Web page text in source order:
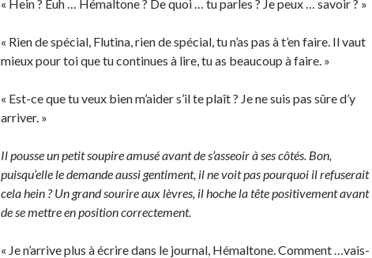
« Hein ? Euh … Hémaltone ? De quoi … tu parles ? Je peux … savoir ? »
« Rien de spécial, Flutina, rien de spécial, tu n’as pas à t’en faire. Il vaut
mieux pour toi que tu continues à lire, tu as beaucoup à faire. »
« Est-ce que tu veux bien m’aider s’il te plaît ? Je ne suis pas sûre d’y
arriver. »
Il pousse un petit soupire amusé avant de s’asseoir à ses côtés. Bon,
puisqu’elle le demande aussi gentiment, il ne voit pas pourquoi il refuserait
cela hein ? Un grand sourire aux lèvres, il hoche la tête positivement avant
de se mettre en position correctement.
« Je n’arrive plus à écrire dans le journal, Hémaltone. Comment …vais-